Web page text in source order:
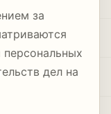
за
дел на